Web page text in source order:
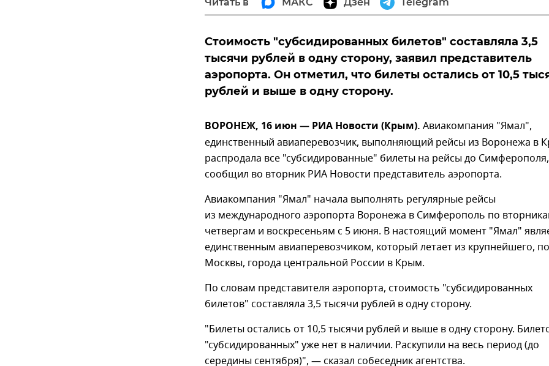
Стоимость "субсидированных билетов" составляла 3,5
тысячи рублей в одну сторону, заявил представитель
аэропорта. Он отметил, что билеты остались от 10,5
рублей и выше в одну сторону.
ВОРОНЕЖ, 16 июн — РИА Новости (Крым). Авиакомпания "Ямал",
единственный авиаперевозчик, выполняющий рейсы из Воронежа в
распродала все "субсидированные" билеты на рейсы до Симферополя,
сообщил во вторник РИА Новости представитель аэропорта.
Авиакомпания "Ямал" начала выполнять регулярные рейсы
из международного аэропорта Воронежа в Симферополь по
четвергам и воскресеньям с 5 июня. В настоящий момент "Ямал"
единственным авиаперевозчиком, который летает из крупнейшего,
Москвы, города центральной России в Крым.
По словам представителя аэропорта, стоимость "субсидированных
билетов" составляла 3,5 тысячи рублей в одну сторону.
"Билеты остались от 10,5 тысячи рублей и выше в одну сторону.
"субсидированных" уже нет в наличии. Раскупили на весь период (до
середины сентября)", — сказал собеседник агентства.